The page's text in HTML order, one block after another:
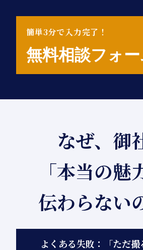
簡単3分で入力完了！
無料相談フォ
なぜ、御
「本当の魅
伝わらない
よくある失敗：「ただ